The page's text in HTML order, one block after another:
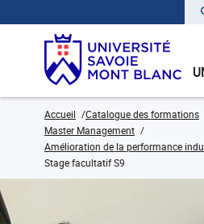
Accueil Catalogue des formations
Master Management
Amélioration de la performance
Stage facultatif S9